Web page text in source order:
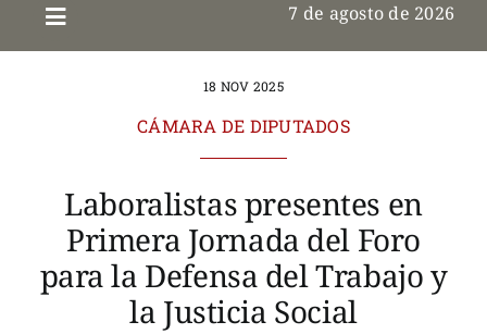
7 de agosto de 2026
18 NOV 2025
CÁMARA DE DIPUTADOS
Laboralistas presentes en
Primera Jornada del Foro
para la Defensa del Trabajo y
la Justicia Social